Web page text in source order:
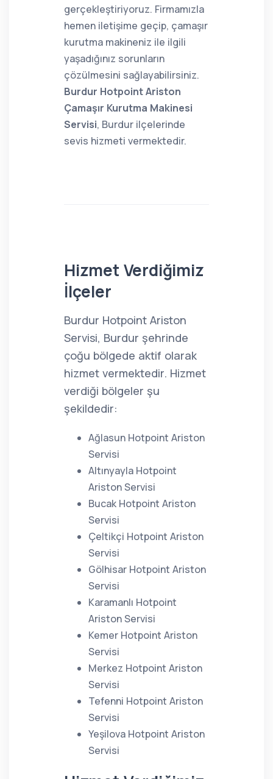
gerçekleştiriyoruz. Firmamızla
hemen iletişime geçip, çamaşır
kurutma makineniz ile ilgili
yaşadığınız sorunların
çözülmesini sağlayabilirsiniz.
Burdur Hotpoint Ariston
Çamaşır Kurutma Makinesi
Servisi, Burdur ilçelerinde
sevis hizmeti vermektedir.
Hizmet Verdiğimiz
İlçeler
Burdur Hotpoint Ariston
Servisi, Burdur şehrinde
çoğu bölgede aktif olarak
hizmet vermektedir. Hizmet
verdiği bölgeler şu
şekildedir:
Ağlasun Hotpoint Ariston
Servisi
Altınyayla Hotpoint
Ariston Servisi
Bucak Hotpoint Ariston
Servisi
Çeltikçi Hotpoint Ariston
Servisi
Gölhisar Hotpoint Ariston
Servisi
Karamanlı Hotpoint
Ariston Servisi
Kemer Hotpoint Ariston
Servisi
Merkez Hotpoint Ariston
Servisi
Tefenni Hotpoint Ariston
Servisi
Yeşilova Hotpoint Ariston
Servisi